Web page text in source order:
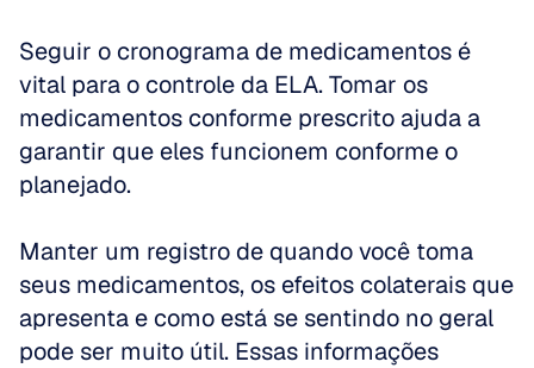
Seguir o cronograma de medicamentos é
vital para o controle da ELA. Tomar os
medicamentos conforme prescrito ajuda a
garantir que eles funcionem conforme o
planejado.
Manter um registro de quando você toma
seus medicamentos, os efeitos colaterais que
apresenta e como está se sentindo no geral
pode ser muito útil. Essas informações